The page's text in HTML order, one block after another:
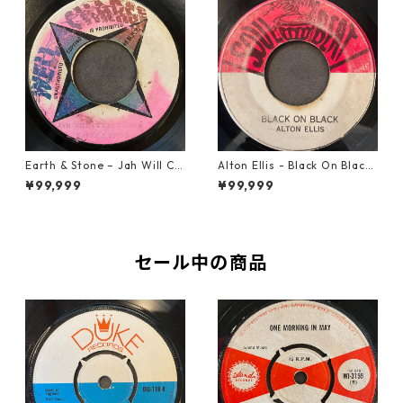
Earth & Stone – Jah Will Cu
t You Down【7-21914】
¥99,999
Alton Ellis - Black On Black
【7-21982】
¥99,999
セール中の商品